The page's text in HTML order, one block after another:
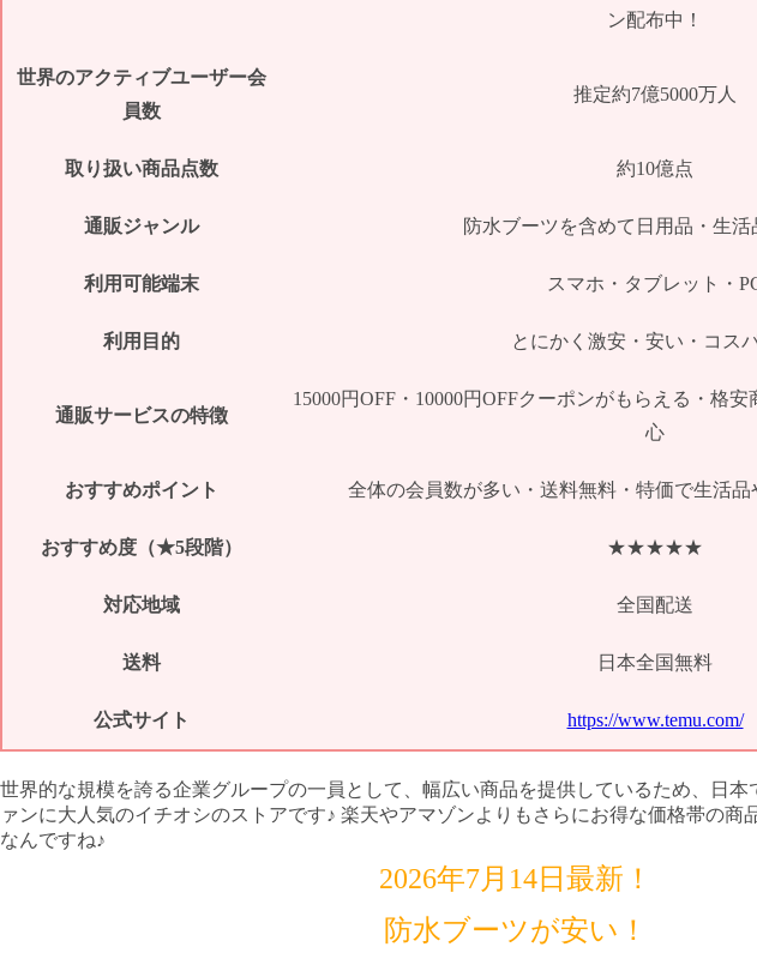
ン配布中！
世界のアクティブユーザー会
員数
推定約7億5000万人
取り扱い商品点数 約10億点
通販ジャンル 防水ブーツを含めて日用品・生活
利用可能端末 スマホ・タブレット・
利用目的 とにかく激安・安い・コス
通販サービスの特徴
15000円OFF・10000円OFFクーポンがもらえる・格
心
おすすめポイント 全体の会員数が多い・送料無料・特価で生活
おすすめ度（★5段階） ★★★★★
対応地域 全国配送
送料 日本全国無料
公式サイト https://www.temu.com/
世界的な規模を誇る企業グループの一員として、幅広い商品を提供しているため、日本
ァンに大人気のイチオシのストアです♪ 楽天やアマゾンよりもさらにお得な価格帯の商
なんですね♪
2026年7月14日最新！
防水ブーツが安い！